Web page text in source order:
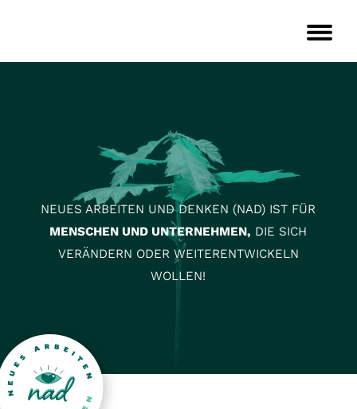
EINZELCOACHING
TEAM-/GRUPPENCOACHING
KONTAKT
NEUES ARBEITEN UND DENKEN (NAD) IST FÜR
MENSCHEN UND UNTERNEHMEN, DIE SICH
VERÄNDERN ODER WEITERENTWICKELN
WOLLEN!